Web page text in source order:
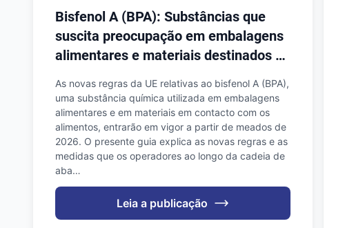
Bisfenol A (BPA): Substâncias que
suscita preocupação em embalagens
alimentares e materiais destinados a
entrar em contacto com alimentos
As novas regras da UE relativas ao bisfenol A (BPA),
uma substância química utilizada em embalagens
alimentares e em materiais em contacto com os
alimentos, entrarão em vigor a partir de meados de
2026. O presente guia explica as novas regras e as
medidas que os operadores ao longo da cadeia de
aba…
Leia a publicação